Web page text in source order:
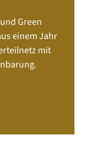
Green
einem Jahr
mit